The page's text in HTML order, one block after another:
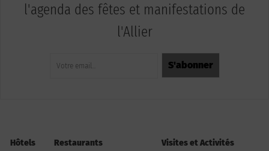
l'agenda des fêtes et manifestations de
l'Allier
Hôtels
Restaurants
Visites et Activités